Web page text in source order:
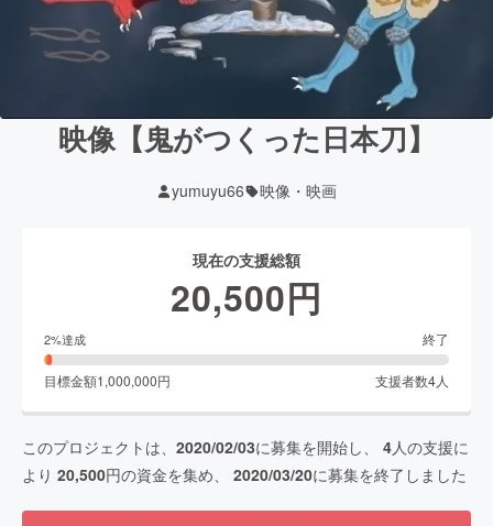
映像【鬼がつくった日本刀】
yumuyu66 映像・映画
現在の支援総額
20,500円
2%達成 終了
目標金額1,000,000円 支援者数4人
このプロジェクトは、 2020/02/03に募集を開始し、 4人の支援に
より 20,500円の資金を集め、 2020/03/20に募集を終了しました